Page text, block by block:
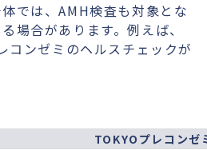
では、AMH検査も対象とな
場合があります。例えば、
コンゼミのヘルスチェックが
TOKYOプレコンゼ